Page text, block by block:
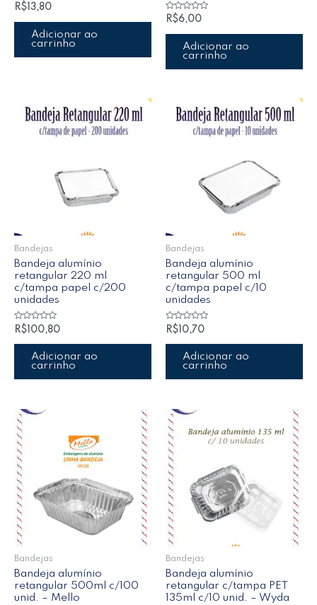
Avaliação
de
R$ 13,80
Adicionar ao
carrinho
Avaliação
de
R$6,00
Adicionar ao
carrinho
Bandejas
Bandeja alumínio
retangular 220 ml
c/tampa papel c/200
unidades
Avaliação
0
de
R$ 100,80
Adicionar ao
carrinho
Bandejas
Bandeja alumínio
retangular 500 ml
c/tampa papel c/10
unidades
Avaliação
0
de
R$ 10,70
Adicionar ao
carrinho
Bandejas
Bandeja alumínio
retangular 500ml c/100
unid. – Mello
Bandejas
Bandeja alumínio
retangular c/tampa PET
135ml c/10 unid. – Wyda